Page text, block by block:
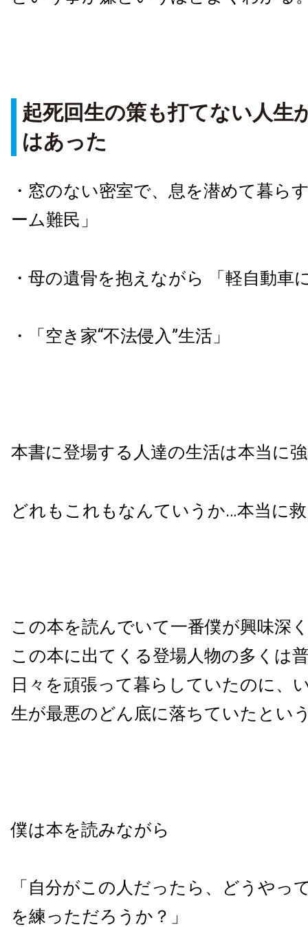
起死回生の策も打てない人生
はあった
・窓のない密室で、息を潜めて暮ら
ーム難民」
・母の遺骨を抱えながら 「軽自動車
・「空き家“不法侵入”生活」
本書に登場する人達の生活は本当に
どれもこれもなんていうか…本当に
この本を読んでいて一番僕が興味深
この本に出てくる登場人物の多くは
日々を頑張って暮らしていたのに、
生が最悪のどん底に落ちていたとい
僕は本を読みながら
「自分がこの人だったら、どうやっ
を練っただろうか？」